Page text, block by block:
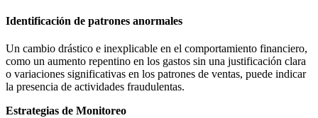
Identificación de patrones anormales
Un cambio drástico e inexplicable en el comportamiento financiero,
como un aumento repentino en los gastos sin una justificación clara
o variaciones significativas en los patrones de ventas, puede indicar
la presencia de actividades fraudulentas.
Estrategias de Monitoreo